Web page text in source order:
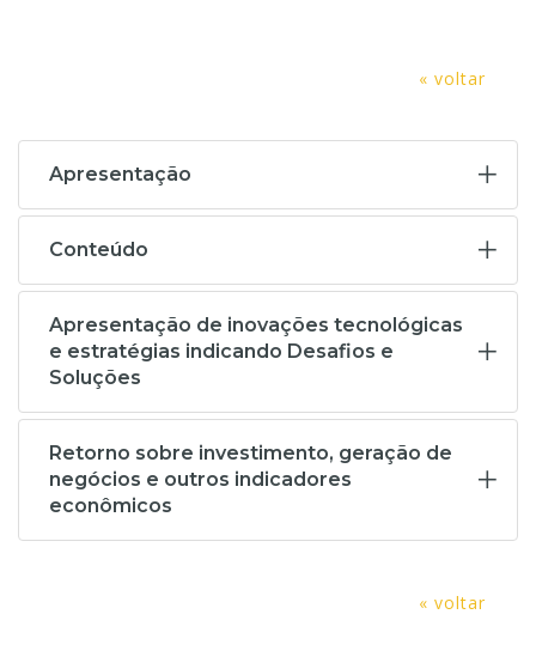
« voltar
Apresentação
Conteúdo
Apresentação de inovações tecnológicas
e estratégias indicando Desafios e
Soluções
Retorno sobre investimento, geração de
negócios e outros indicadores
econômicos
« voltar